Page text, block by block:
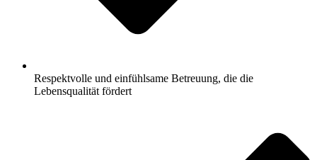
Respektvolle und einfühlsame Betreuung, die die
Lebensqualität fördert